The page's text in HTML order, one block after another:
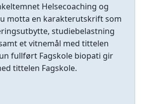
Helsecoaching og
motta en karakterutskrift som
studiebelastning
et vitnemål med tittelen
fullført Fagskole biopati gir
tittelen Fagskole.